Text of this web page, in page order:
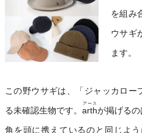
を組み
ウサギ
ます。
この野ウサギは、「ジャッカロ
る未確認生物です。 arth
アース
が掲げる
角を頭に携えているのと同じよ